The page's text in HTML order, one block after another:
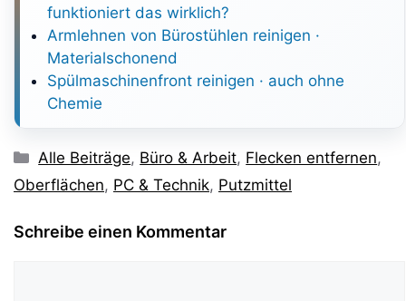
funktioniert das wirklich?
Armlehnen von Bürostühlen reinigen ·
Materialschonend
Spülmaschinenfront reinigen · auch ohne
Chemie
Kategorien
Alle Beiträge, Büro & Arbeit, Flecken entfernen,
Oberflächen, PC & Technik, Putzmittel
Schreibe einen Kommentar